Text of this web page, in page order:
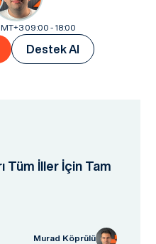
09:00 - 18:00
Destek Al
Tüm İller İçin Tam
Murad Köprülü